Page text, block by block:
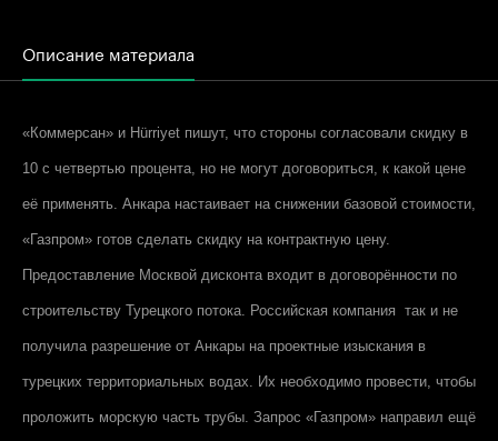
Описание материала
«Коммерсан» и Hürriyet пишут, что стороны согласовали скидку в
10 с четвертью процента, но не могут договориться, к какой цене
её применять. Анкара настаивает на снижении базовой стоимости,
«Газпром» готов сделать скидку на контрактную цену.
Предоставление Москвой дисконта входит в договорённости по
строительству Турецкого потока. Российская компания так и не
получила разрешение от Анкары на проектные изыскания в
турецких территориальных водах. Их необходимо провести, чтобы
проложить морскую часть трубы. Запрос «Газпром» направил ещё